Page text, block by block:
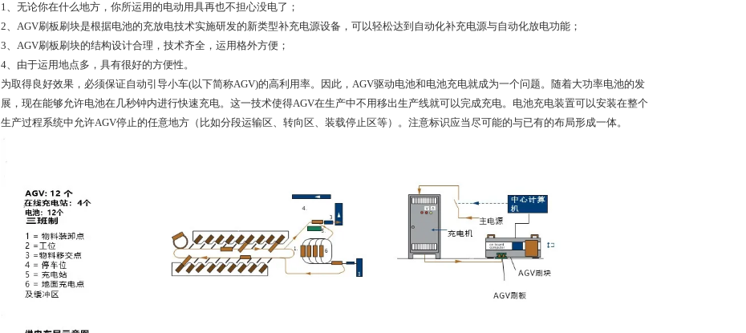
1、无论你在什么地方，你所运用的电动用具再也不担心没电了；
2、AGV刷板刷块是根据电池的充放电技术实施研发的新类型补充电源设备，可以轻松达到自动化补充电源与自动化放电功能；
3、AGV刷板刷块的结构设计合理，技术齐全，运用格外方便；
4、由于运用地点多，具有很好的方便性。
为取得良好效果，必须保证自动引导小车(以下简称AGV)的高利用率。因此，AGV驱动电池和电池充电就成为一个问题。随着大功率电池的发
展，现在能够允许电池在几秒钟内进行快速充电。这一技术使得AGV在生产中不用移出生产线就可以完成充电。电池充电装置可以安装在整个
生产过程系统中允许AGV停止的任意地方（比如分段运输区、转向区、装载停止区等）。注意标识应当尽可能的与已有的布局形成一体。